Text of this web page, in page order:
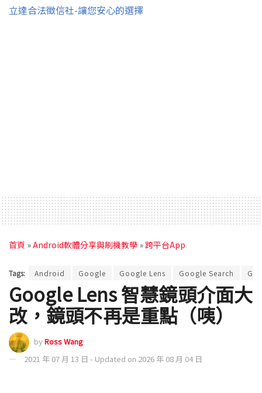
立達合法徵信社-讓您安心的選擇
首頁 »Android軟體分享與刷機教學 »跨平台App
Tags: Android Google Google Lens Google Search
Google Lens 智慧鏡頭介面大
改，鏡頭不再是重點（咦）
byRoss Wang
2021 年 07 月 13 日 - Updated on 2026 年 08 月 04 日